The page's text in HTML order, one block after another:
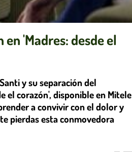
'Madres: desde el
y su separación del
el corazón', disponible en Mitele
a convivir con el dolor y
pierdas esta conmovedora